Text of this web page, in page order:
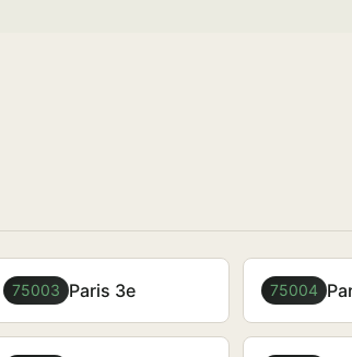
75003 Paris 3e 75004